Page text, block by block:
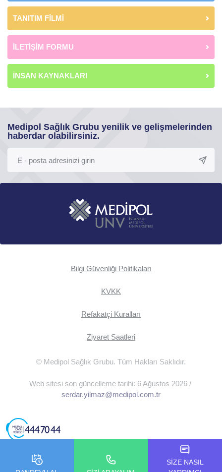
TANITIM FİLMİ
İLETİŞİM FORMU
İNSAN KAYNAKLARI
Medipol Sağlık Grubu yenilik ve gelişmelerinden
haberdar olabilirsiniz.
Bilgi Güvenliği Politikaları
KVKK
Refakatçi Kuralları
Ziyaret Saatleri
© Medipol Sağlık Grubu. Tüm Hakları Saklıdır.
Web sitesi son güncelleme tarihi: 6 Ağustos 2026 /
serdar.yilmaz@medipol.com.tr
SİZE NASIL